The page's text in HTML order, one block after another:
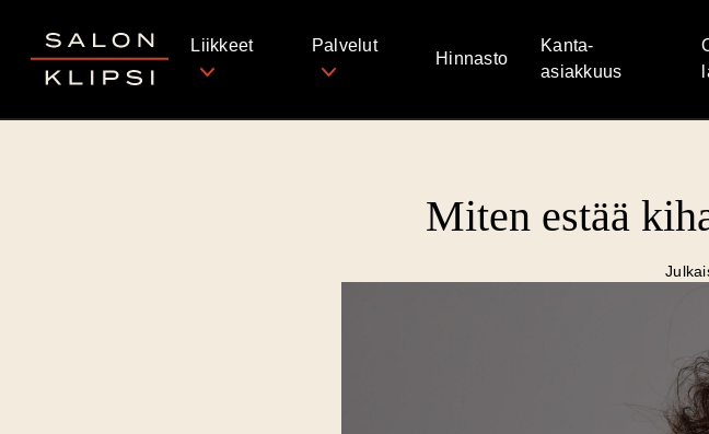
Salon Klipsi
Liikkeet Palvelut
Hinnasto
Kanta-
asiakkuus
Miten estää